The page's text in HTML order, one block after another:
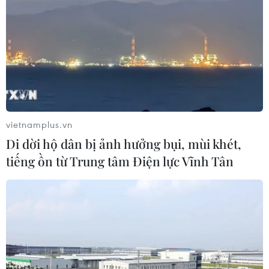
Hỗ trợ thúc đẩy xã hội học tập để
mọi người dân đều có cơ hội tiếp thu
07/08/2026 03:40
Phú Thọ gỡ vướng mắc mặt bằng,
đẩy nhanh đầu tư các cụm công
nghiệp
hóa
vietnamplus.vn
Di dời hộ dân bị ảnh hưởng bụi, mùi khét,
tiếng ồn từ Trung tâm Điện lực Vĩnh Tân